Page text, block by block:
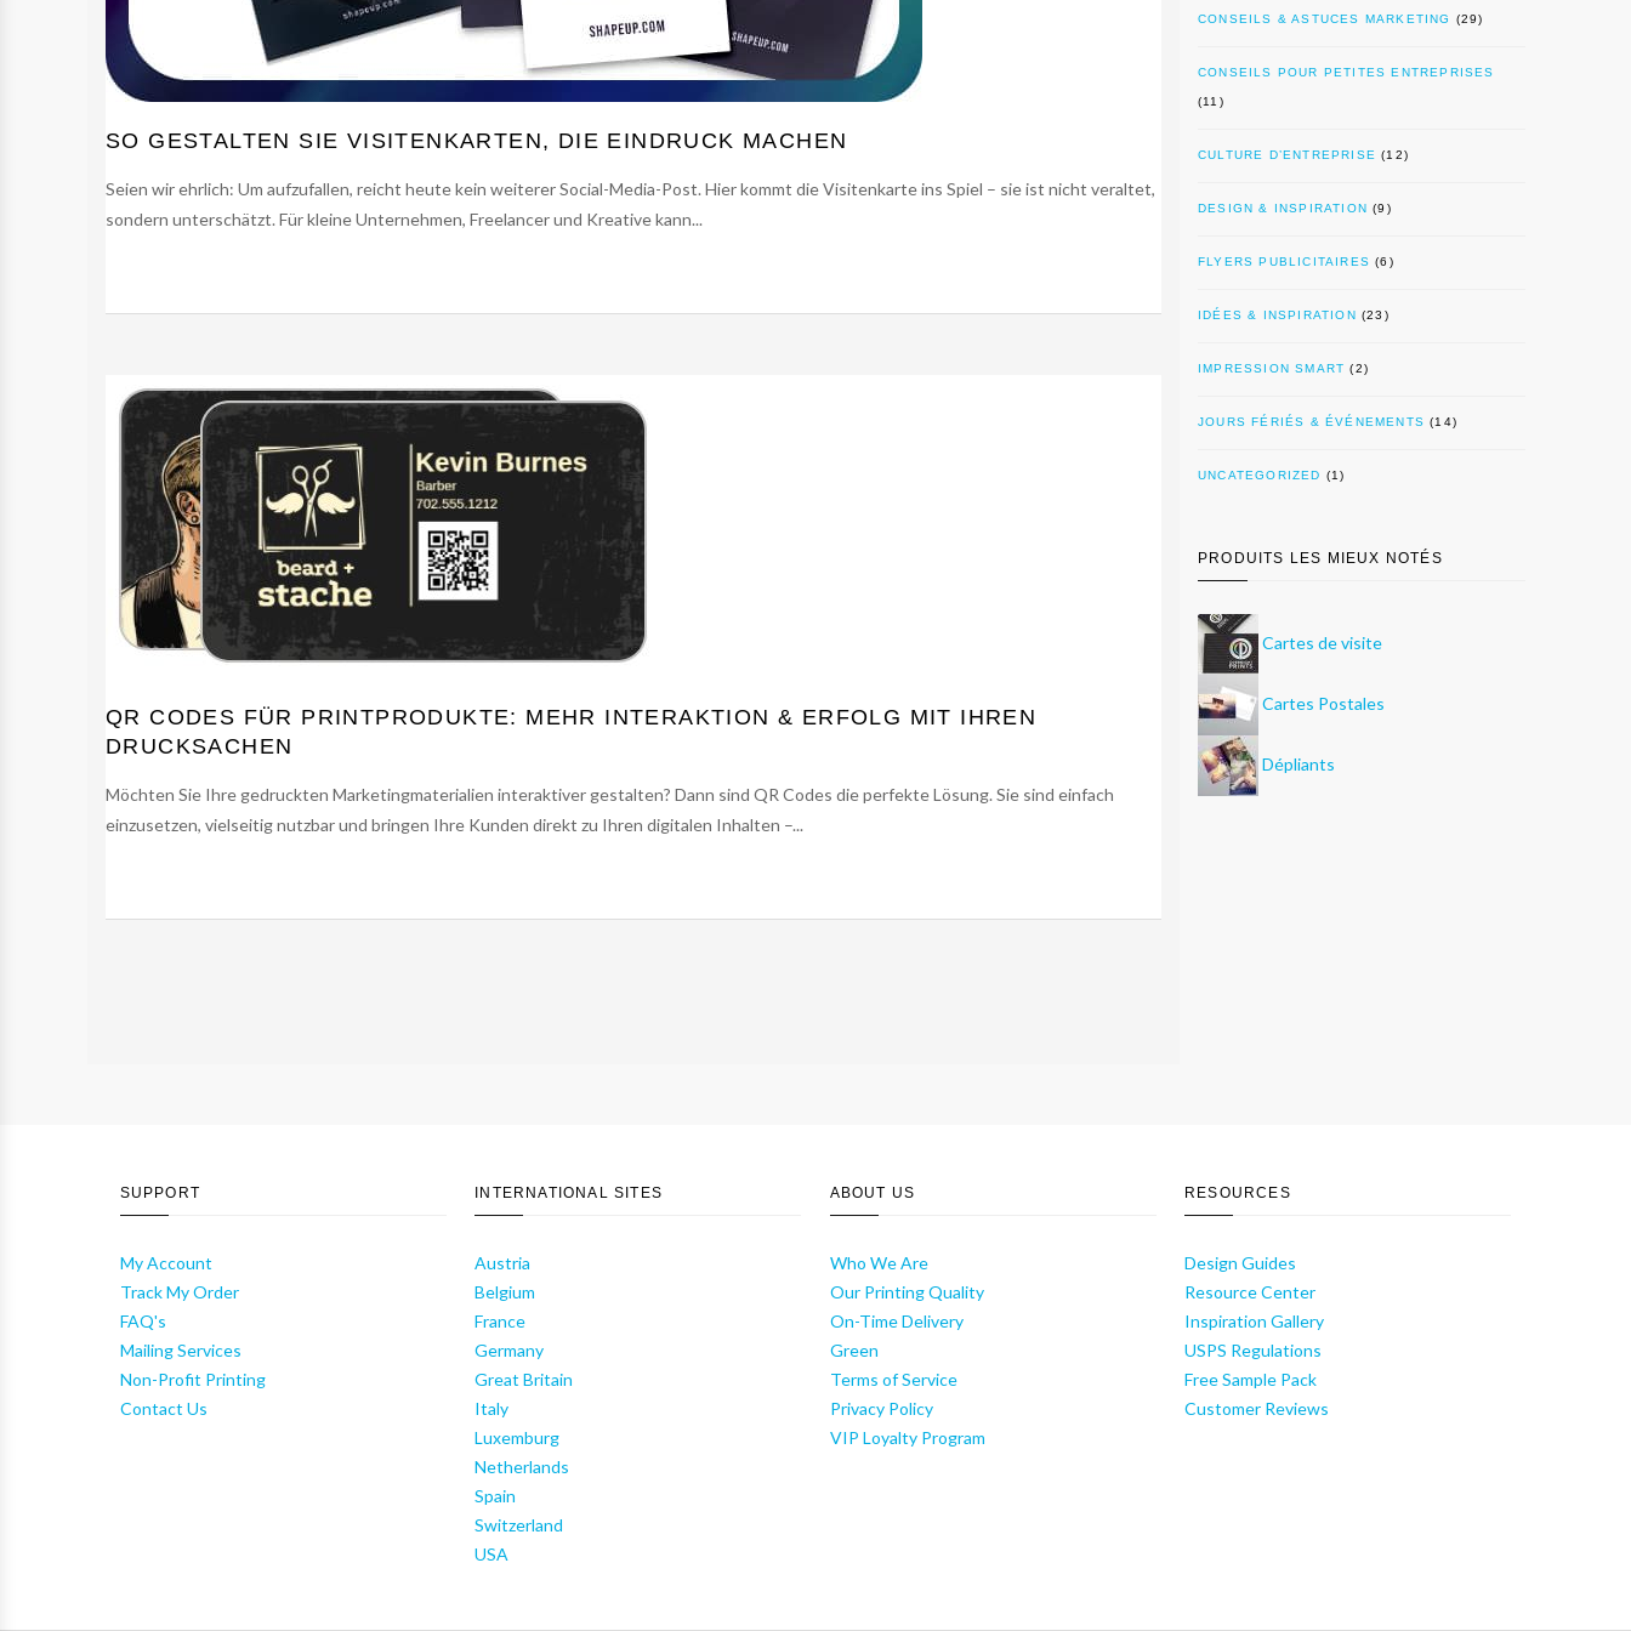
SO GESTALTEN SIE VISITENKARTEN, DIE EINDRUCK MACHEN
Seien wir ehrlich: Um aufzufallen, reicht heute kein weiterer Social-Media-Post. Hier kommt die Visitenkarte ins Spiel – sie ist nicht veraltet,
sondern unterschätzt. Für kleine Unternehmen, Freelancer und Kreative kann...
QR CODES FÜR PRINTPRODUKTE: MEHR INTERAKTION & ERFOLG MIT IHREN
DRUCKSACHEN
Möchten Sie Ihre gedruckten Marketingmaterialien interaktiver gestalten? Dann sind QR Codes die perfekte Lösung. Sie sind einfach
einzusetzen, vielseitig nutzbar und bringen Ihre Kunden direkt zu Ihren digitalen Inhalten –...
CONSEILS & ASTUCES MARKETING (29)
CONSEILS POUR PETITES ENTREPRISES
(11)
CULTURE D’ENTREPRISE (12)
DESIGN & INSPIRATION (9)
FLYERS PUBLICITAIRES (6)
IDÉES & INSPIRATION (23)
IMPRESSION SMART (2)
JOURS FÉRIÉS & ÉVÉNEMENTS (14)
UNCATEGORIZED (1)
PRODUITS LES MIEUX NOTÉS
Cartes de visite
Cartes Postales
Dépliants
SUPPORT
My Account
Track My Order
FAQ's
Mailing Services
Non-Profit Printing
Contact Us
INTERNATIONAL SITES
Austria
Belgium
France
Germany
Great Britain
Italy
Luxemburg
Netherlands
Spain
Switzerland
USA
ABOUT US
Who We Are
Our Printing Quality
On-Time Delivery
Green
Terms of Service
Privacy Policy
VIP Loyalty Program
RESOURCES
Design Guides
Resource Center
Inspiration Gallery
USPS Regulations
Free Sample Pack
Customer Reviews